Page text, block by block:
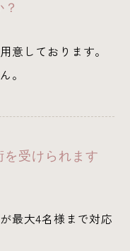
意しております。
。
受けられます
最大4名様まで対応